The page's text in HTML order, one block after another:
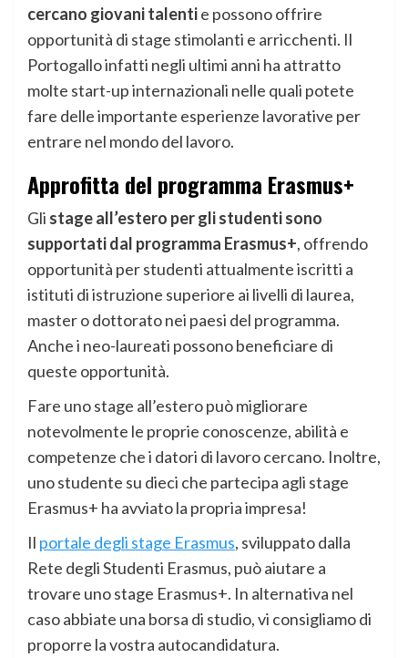
cercano giovani talentie possono offrire
opportunità di stage stimolanti e arricchenti. Il
Portogallo infatti negli ultimi anni ha attratto
molte start-up internazionali nelle quali potete
fare delle importante esperienze lavorative per
entrare nel mondo del lavoro.
Approfitta del programma Erasmus+
Gli stage all’estero per gli studenti sono
supportati dal programma Erasmus+, offrendo
opportunità per studenti attualmente iscritti a
istituti di istruzione superiore ai livelli di laurea,
master o dottorato nei paesi del programma.
Anche i neo-laureati possono beneficiare di
queste opportunità.
Fare uno stage all’estero può migliorare
notevolmente le proprie conoscenze, abilità e
competenze che i datori di lavoro cercano. Inoltre,
uno studente su dieci che partecipa agli stage
Erasmus+ ha avviato la propria impresa!
Il portale degli stage Erasmus, sviluppato dalla
Rete degli Studenti Erasmus, può aiutare a
trovare uno stage Erasmus+. In alternativa nel
caso abbiate una borsa di studio, vi consigliamo di
proporre la vostra autocandidatura.